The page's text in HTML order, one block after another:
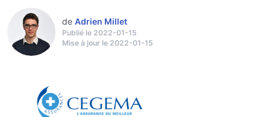
de Adrien Millet
Publié le 2022-01-15
Mise à jour le 2022-01-15